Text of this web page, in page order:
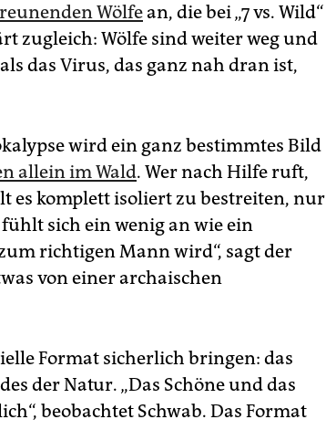
Wölfean, die bei „7 vs. Wild“
zugleich: Wölfe sind weiter weg und
das Virus, das ganz nah dran ist,
wird ein ganz bestimmtes Bild
allein im Wald. Wer nach Hilfe ruft,
es komplett isoliert zu bestreiten, nur
sich ein wenig an wie ein
richtigen Mann wird“, sagt der
von einer archaischen
Format sicherlich bringen: das
der Natur. „Das Schöne und das
beobachtet Schwab. Das Format